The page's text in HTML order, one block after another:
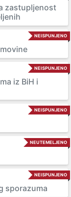
zastupljenost
NEISPUNJENO
NEISPUNJENO
iz BiH i
NEISPUNJENO
NEUTEMELJENO
NEISPUNJENO
sporazuma